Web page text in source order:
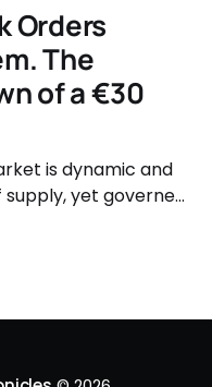
Orders
The
of a €30
is dynamic and
yet governed